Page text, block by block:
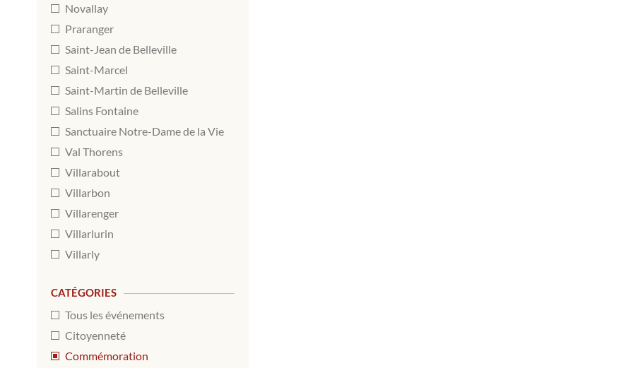
Novallay
Praranger
Saint-Jean de Belleville
Saint-Marcel
Saint-Martin de Belleville
Salins Fontaine
Sanctuaire Notre-Dame de la Vie
Val Thorens
Villarabout
Villarbon
Villarenger
Villarlurin
Villarly
CATÉGORIES
Tous les événements
Citoyenneté
Commémoration